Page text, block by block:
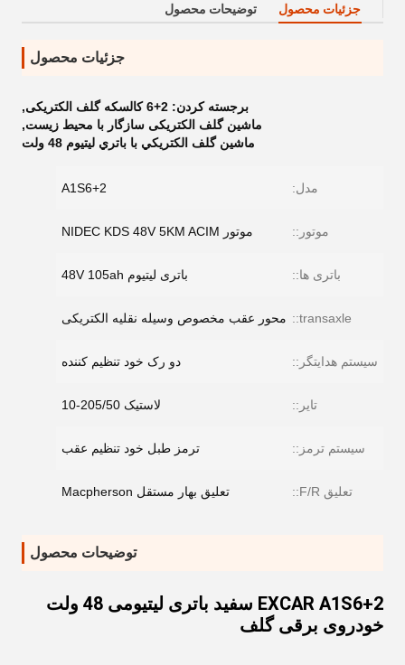
جزئیات محصول توضیحات محصول
جزئیات محصول
برجسته کردن: 6+2 کالسکه گلف الکتریکی
,
ماشین گلف الکتریکی سازگار با محیط زیست,
ماشين گلف الکتريکي با باتري ليتيوم 48 ولت
مدل: A1S6+2
موتور:: موتور NIDEC KDS 48V 5KM ACIM
باتری ها:: باتری لیتیوم 48V 105ah
transaxle:: محور عقب مخصوص وسیله نقلیه الکتریکی
سیستم هدایتگر:: دو رک خود تنظیم کننده
تایر:: لاستیک 205/50-10
سیستم ترمز:: ترمز طبل خود تنظیم عقب
تعلیق F/R:: تعلیق بهار مستقل Macpherson
توضیحات محصول
EXCAR A1S6+2 سفید باتری لیتیومی 48 ولت
خودروی برقی گلف